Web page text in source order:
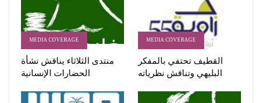
MEDIA COVERAGE
منتدى الثلاثاء يناقش نشأة
الحضارات الإنسانية
MEDIA COVERAGE
القطيف تحتفي بالمفكر
البليهي وتناقش نظرياته